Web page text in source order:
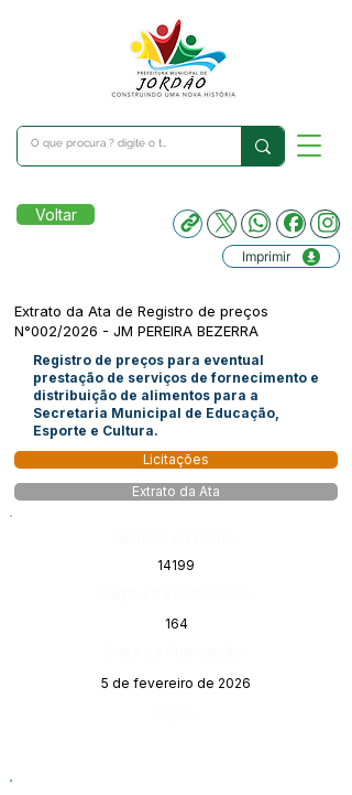
Voltar
Imprimir
Extrato da Ata de Registro de preços
N°002/2026 - JM PEREIRA BEZERRA
Registro de preços para eventual
prestação de serviços de fornecimento e
distribuição de alimentos para a
Secretaria Municipal de Educação,
Esporte e Cultura.
Licitações
Extrato da Ata
14199
164
5 de fevereiro de 2026